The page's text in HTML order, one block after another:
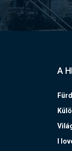
A
I